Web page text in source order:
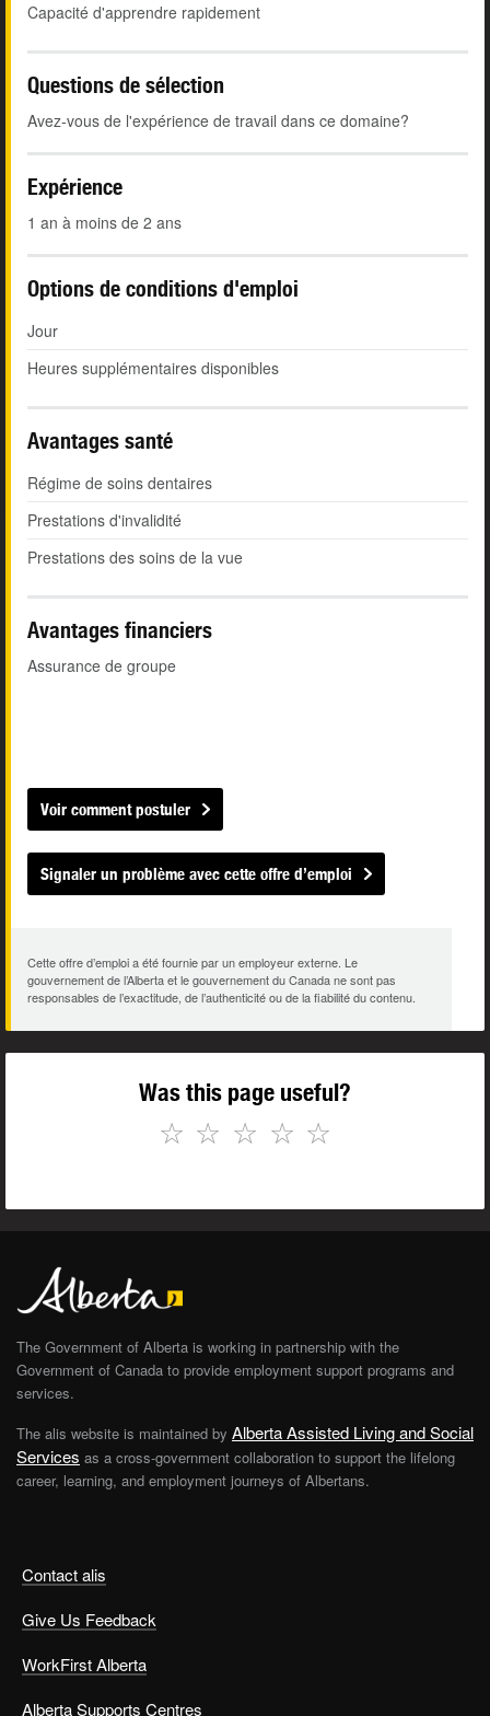
Capacité d'apprendre rapidement
Questions de sélection
Avez-vous de l'expérience de travail dans ce domaine?
Expérience
1 an à moins de 2 ans
Options de conditions d'emploi
Jour
Heures supplémentaires disponibles
Avantages santé
Régime de soins dentaires
Prestations d'invalidité
Prestations des soins de la vue
Avantages financiers
Assurance de groupe
Voir comment postuler
Signaler un problème avec cette offre d’emploi
Cette offre d’emploi a été fournie par un employeur externe. Le
gouvernement de l’Alberta et le gouvernement du Canada ne sont pas
responsables de l’exactitude, de l’authenticité ou de la fiabilité du contenu.
Was this page useful?
☆
☆
☆
☆
☆
Contact alis
Give Us Feedback
WorkFirst Alberta
Alberta Supports Centres
The Government of Alberta is working in partnership with the
Government of Canada to provide employment support programs and
services.
The alis website is maintained by Alberta Assisted Living and Social
Services as a cross-government collaboration to support the lifelong
career, learning, and employment journeys of Albertans.